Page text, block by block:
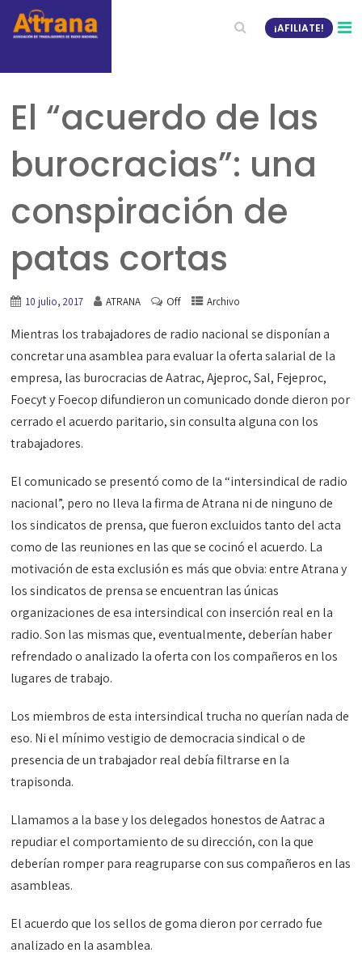
¡AFILIATE!
El “acuerdo de las
burocracias”: una
conspiración de
patas cortas
10 julio, 2017 ATRANA Off Archivo
Mientras los trabajadores de radio nacional se disponían a
concretar una asamblea para evaluar la oferta salarial de la
empresa, las burocracias de Aatrac, Ajeproc, Sal, Fejeproc,
Foecyt y Foecop difundieron un comunicado donde dieron por
cerrado el acuerdo paritario, sin consulta alguna con los
trabajadores.
El comunicado se presentó como de la “intersindical de radio
nacional”, pero no lleva la firma de Atrana ni de ninguno de
los sindicatos de prensa, que fueron excluidos tanto del acta
como de las reuniones en las que se cocinó el acuerdo. La
motivación de esta exclusión es más que obvia: entre Atrana y
los sindicatos de prensa se encuentran las únicas
organizaciones de esa intersindical con inserción real en la
radio. Son las mismas que, eventualmente, deberían haber
refrendado o analizado la oferta con los compañeros en los
lugares de trabajo.
Los miembros de esta intersindical trucha no querían nada de
eso. Ni el mínimo vestigio de democracia sindical o de
presencia de un trabajador real debía filtrarse en la
trapisonda.
Llamamos a la base y los delegados honestos de Aatrac a
repudiar el comportamiento de su dirección, con la que
deberían romper para reagruparse con sus compañeros en las
asambleas.
El acuerdo que los sellos de goma dieron por cerrado fue
analizado en la asamblea.